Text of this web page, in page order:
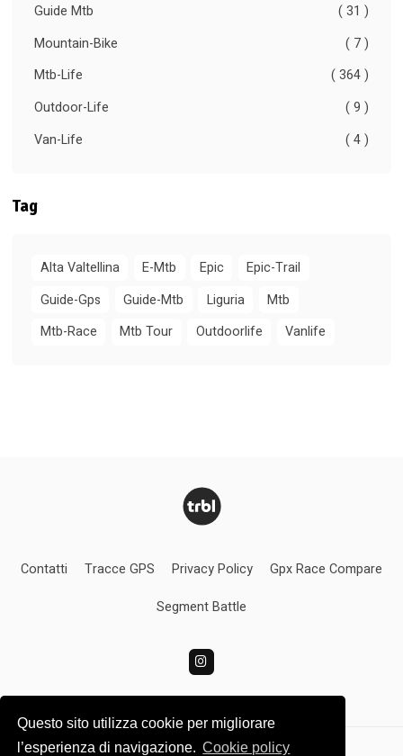
Questo sito utilizza cookie per migliorare
l’esperienza di navigazione. Cookie policy
Guide Mtb
( 31 )
Mountain-Bike
( 7 )
Mtb-Life
( 364 )
Outdoor-Life
( 9 )
Van-Life
( 4 )
Tag
Alta Valtellina E-Mtb Epic
Epic-Trail
Guide-Gps
Guide-Mtb Liguria
Mtb
Mtb-Race
Mtb Tour Outdoorlife Vanlife
Contatti Tracce GPS Privacy Policy Gpx Race Compare
Segment Battle